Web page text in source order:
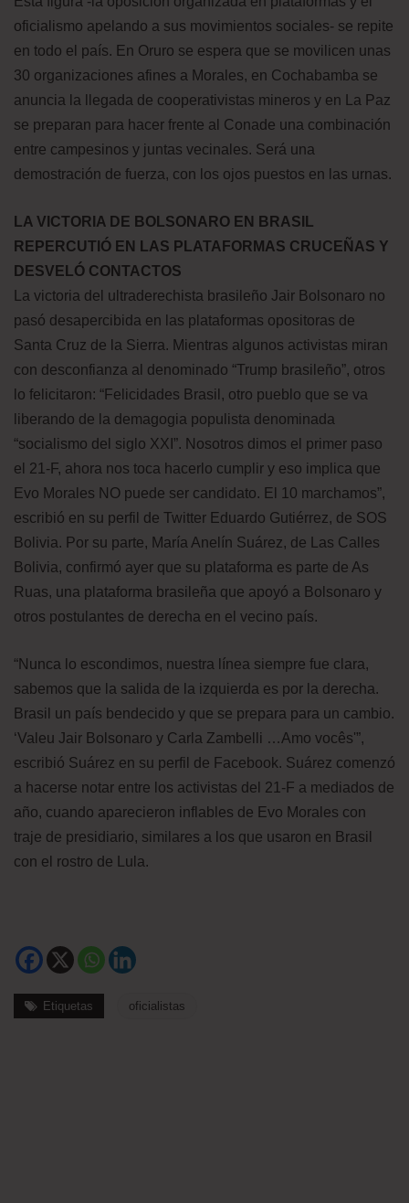
oficialismo apelando a sus movimientos sociales- se repite
en todo el país. En Oruro se espera que se movilicen unas
30 organizaciones afines a Morales, en Cochabamba se
anuncia la llegada de cooperativistas mineros y en La Paz
se preparan para hacer frente al Conade una combinación
entre campesinos y juntas vecinales. Será una
demostración de fuerza, con los ojos puestos en las urnas.
LA VICTORIA DE BOLSONARO EN BRASIL
REPERCUTIÓ EN LAS PLATAFORMAS CRUCEÑAS Y
DESVELÓ CONTACTOS
La victoria del ultraderechista brasileño Jair Bolsonaro no
pasó desapercibida en las plataformas opositoras de
Santa Cruz de la Sierra. Mientras algunos activistas miran
con desconfianza al denominado “Trump brasileño”, otros
lo felicitaron: “Felicidades Brasil, otro pueblo que se va
liberando de la demagogia populista denominada
“socialismo del siglo XXI”. Nosotros dimos el primer paso
el 21-F, ahora nos toca hacerlo cumplir y eso implica que
Evo Morales NO puede ser candidato. El 10 marchamos”,
escribió en su perfil de Twitter Eduardo Gutiérrez, de SOS
Bolivia. Por su parte, María Anelín Suárez, de Las Calles
Bolivia, confirmó ayer que su plataforma es parte de As
Ruas, una plataforma brasileña que apoyó a Bolsonaro y
otros postulantes de derecha en el vecino país.
“Nunca lo escondimos, nuestra línea siempre fue clara,
sabemos que la salida de la izquierda es por la derecha.
Brasil un país bendecido y que se prepara para un cambio.
‘Valeu Jair Bolsonaro y Carla Zambelli …Amo vocês'”,
escribió Suárez en su perfil de Facebook. Suárez comenzó
a hacerse notar entre los activistas del 21-F a mediados de
año, cuando aparecieron inflables de Evo Morales con
traje de presidiario, similares a los que usaron en Brasil
con el rostro de Lula.
Etiquetas oficialistas